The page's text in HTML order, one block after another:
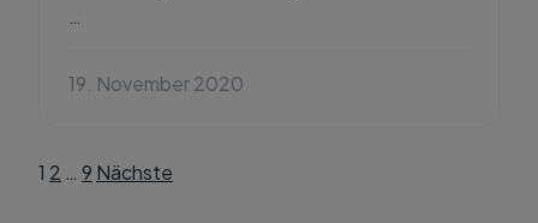
19. November 2020
Seitennummerierung
1 2 … 9 Nächste